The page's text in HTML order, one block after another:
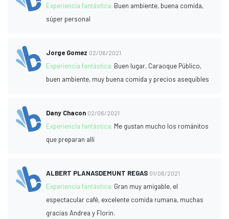
Experiencia fantástica: Buen ambiente, buena comida,
súper personal
Jorge Gomez 02/06/2021
Experiencia fantástica: Buen lugar, Caraoque Público,
buen ambiente, muy buena comida y precios asequibles
Dany Chacon 02/06/2021
Experiencia fantástica: Me gustan mucho los románitos
que preparan allí
ALBERT PLANASDEMUNT REGAS 01/06/2021
Experiencia fantástica: Gran muy amigable, el
espectacular café, excelente comida rumana, muchas
gracias Andrea y Florin.